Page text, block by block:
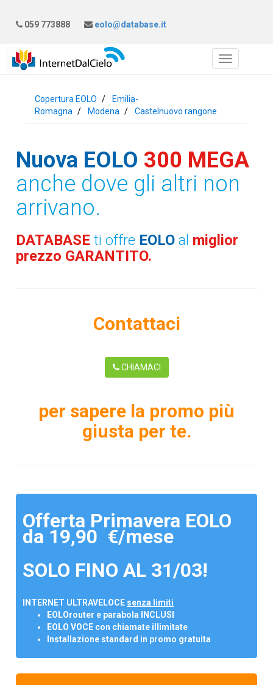
059 773888 eolo@database.it
Copertura EOLO
Emilia-
Romagna
Modena Castelnuovo rangone
Nuova EOLO 300 MEGA
anche dove gli altri non
arrivano.
DATABASEti offre EOLO al miglior
prezzo GARANTITO.
Contattaci
CHIAMACI
per sapere la promo più
giusta per te.
Offerta Primavera EOLO
da 19,90 €/mese
SOLO FINO AL 31/03!
INTERNET ULTRAVELOCE senza limiti
EOLOrouter e parabola INCLUSI
EOLO VOCE con chiamate illimitate
Installazione standard in promo gratuita